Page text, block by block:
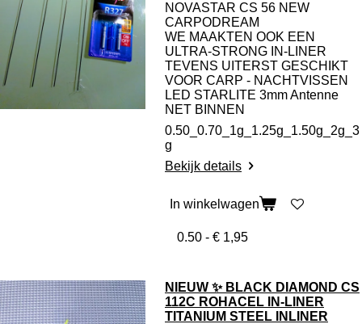
NOVASTAR CS 56 NEW
CARPODREAM
WE MAAKTEN OOK EEN
ULTRA-STRONG IN-LINER
TEVENS UITERST GESCHIKT
VOOR CARP - NACHTVISSEN
LED STARLITE 3mm Antenne
NET BINNEN
0.50_0.70_1g_1.25g_1.50g_2g_3
g
Bekijk details
In winkelwagen
NIEUW ✨ BLACK DIAMOND CS
112C ROHACEL IN-LINER
TITANIUM STEEL INLINER